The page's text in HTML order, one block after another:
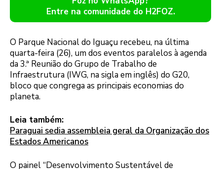
Entre na comunidade do H2FOZ.
O Parque Nacional do Iguaçu recebeu, na última
quarta-feira (26), um dos eventos paralelos à agenda
da 3.ª Reunião do Grupo de Trabalho de
Infraestrutura (IWG, na sigla em inglês) do G20,
bloco que congrega as principais economias do
planeta.
Leia também:
Paraguai sedia assembleia geral da Organização dos
Estados Americanos
O painel “Desenvolvimento Sustentável de